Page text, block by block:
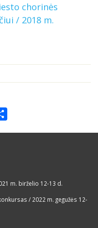
chorinės
/ 2018 m.
m. birželio 12-13 d.
/ 2022 m. gegužės 12-